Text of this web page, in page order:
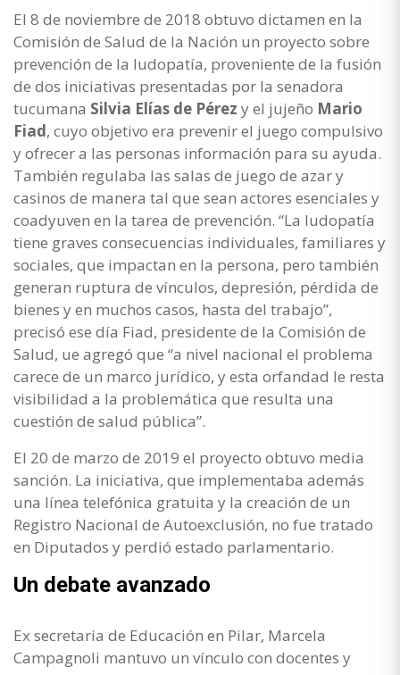
El 8 de noviembre de 2018 obtuvo dictamen en la
Comisión de Salud de la Nación un proyecto sobre
prevención de la ludopatía, proveniente de la fusión
de dos iniciativas presentadas por la senadora
tucumana Silvia Elías de Pérez y el jujeño Mario
Fiad, cuyo objetivo era prevenir el juego compulsivo
y ofrecer a las personas información para su ayuda.
También regulaba las salas de juego de azar y
casinos de manera tal que sean actores esenciales y
coadyuven en la tarea de prevención. “La ludopatía
tiene graves consecuencias individuales, familiares y
sociales, que impactan en la persona, pero también
generan ruptura de vínculos, depresión, pérdida de
bienes y en muchos casos, hasta del trabajo”,
precisó ese día Fiad, presidente de la Comisión de
Salud, ue agregó que “a nivel nacional el problema
carece de un marco jurídico, y esta orfandad le resta
visibilidad a la problemática que resulta una
cuestión de salud pública”.
El 20 de marzo de 2019 el proyecto obtuvo media
sanción. La iniciativa, que implementaba además
una línea telefónica gratuita y la creación de un
Registro Nacional de Autoexclusión, no fue tratado
en Diputados y perdió estado parlamentario.
Un debate avanzado
Ex secretaria de Educación en Pilar, Marcela
Campagnoli mantuvo un vínculo con docentes y